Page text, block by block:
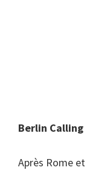
Berlin Calling
Après Rome